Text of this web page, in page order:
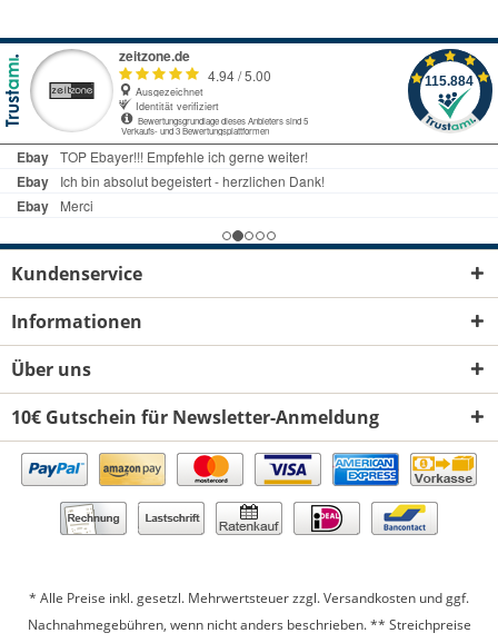
Kundenservice
Informationen
Über uns
10€ Gutschein für Newsletter-Anmeldung
* Alle Preise inkl. gesetzl. Mehrwertsteuer zzgl.Versandkosten und ggf.
Nachnahmegebühren, wenn nicht anders beschrieben. ** Streichpreise